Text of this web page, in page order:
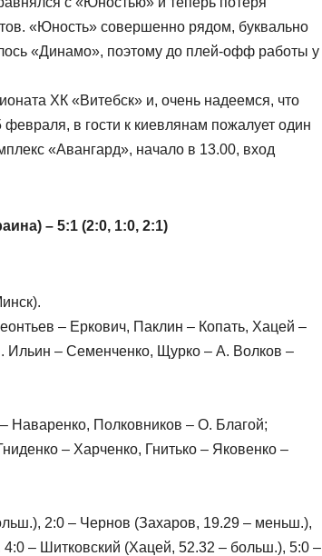
«Юность» совершенно рядом, буквально
«Динамо», поэтому до плей-офф работы у
ХК «Витебск» и, очень надеемся, что
в гости к киевлянам пожалует один
«Авангард», начало в 13.00, вход
– 5:1 (2:0, 1:0, 2:1)
– Еркович, Паклин – Копать, Хацей –
– Семенченко, Щурко – А. Волков –
Наваренко, Полковников – О. Благой;
– Харченко, Гнитько – Яковенко –
2:0 – Чернов (Захаров, 19.29 – меньш.),
– Шитковский (Хацей, 52.32 – больш.), 5:0 –